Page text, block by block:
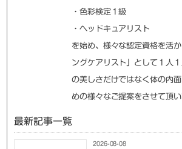
・色彩検定１級
・ヘッドキュアリスト
を始め、様々な認定資格を活
ングケアリスト」として１人
の美しさだけではなく体の内
めの様々なご提案をさせて頂い
最新記事一覧
2026-08-08